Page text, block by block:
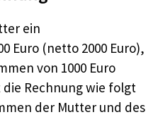
ein
Euro (netto 2000 Euro),
von 1000 Euro
die Rechnung wie folgt
der Mutter und des